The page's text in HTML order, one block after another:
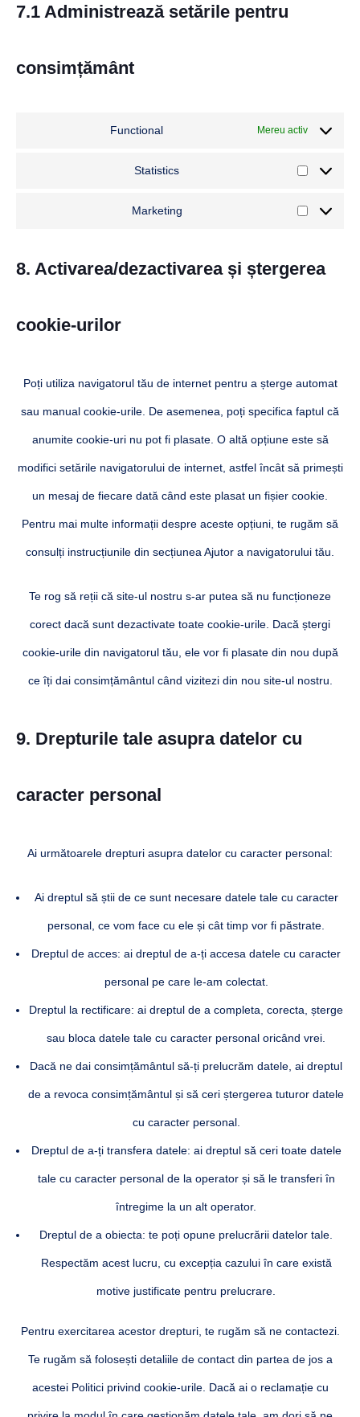
7.1 Administrează setările pentru
consimțământ
Functional Mereu activ
Statistics
Marketing
8. Activarea/dezactivarea și ștergerea
cookie-urilor
Poți utiliza navigatorul tău de internet pentru a șterge automat
sau manual cookie-urile. De asemenea, poți specifica faptul că
anumite cookie-uri nu pot fi plasate. O altă opțiune este să
modifici setările navigatorului de internet, astfel încât să primești
un mesaj de fiecare dată când este plasat un fișier cookie.
Pentru mai multe informații despre aceste opțiuni, te rugăm să
consulți instrucțiunile din secțiunea Ajutor a navigatorului tău.
Te rog să reții că site-ul nostru s-ar putea să nu funcționeze
corect dacă sunt dezactivate toate cookie-urile. Dacă ștergi
cookie-urile din navigatorul tău, ele vor fi plasate din nou după
ce îți dai consimțământul când vizitezi din nou site-ul nostru.
9. Drepturile tale asupra datelor cu
caracter personal
Ai următoarele drepturi asupra datelor cu caracter personal:
Ai dreptul să știi de ce sunt necesare datele tale cu caracter
personal, ce vom face cu ele și cât timp vor fi păstrate.
Dreptul de acces: ai dreptul de a-ți accesa datele cu caracter
personal pe care le-am colectat.
Dreptul la rectificare: ai dreptul de a completa, corecta, șterge
sau bloca datele tale cu caracter personal oricând vrei.
Dacă ne dai consimțământul să-ți prelucrăm datele, ai dreptul
de a revoca consimțământul și să ceri ștergerea tuturor datele
cu caracter personal.
Dreptul de a-ți transfera datele: ai dreptul să ceri toate datele
tale cu caracter personal de la operator și să le transferi în
întregime la un alt operator.
Dreptul de a obiecta: te poți opune prelucrării datelor tale.
Respectăm acest lucru, cu excepția cazului în care există
motive justificate pentru prelucrare.
Pentru exercitarea acestor drepturi, te rugăm să ne contactezi.
Te rugăm să folosești detaliile de contact din partea de jos a
acestei Politici privind cookie-urile. Dacă ai o reclamație cu